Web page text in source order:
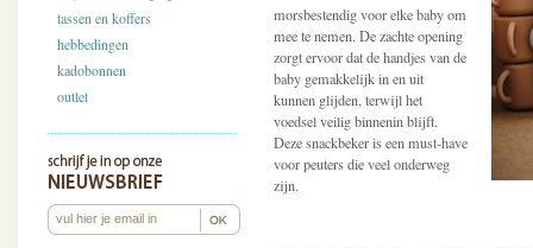
tassen en koffers
hebbedingen
kadobonnen
outlet
morsbestendig voor elke baby om
mee te nemen. De zachte opening
zorgt ervoor dat de handjes van de
baby gemakkelijk in en uit
kunnen glijden, terwijl het
voedsel veilig binnenin blijft.
Deze snackbeker is een must-have
voor peuters die veel onderweg
zijn.